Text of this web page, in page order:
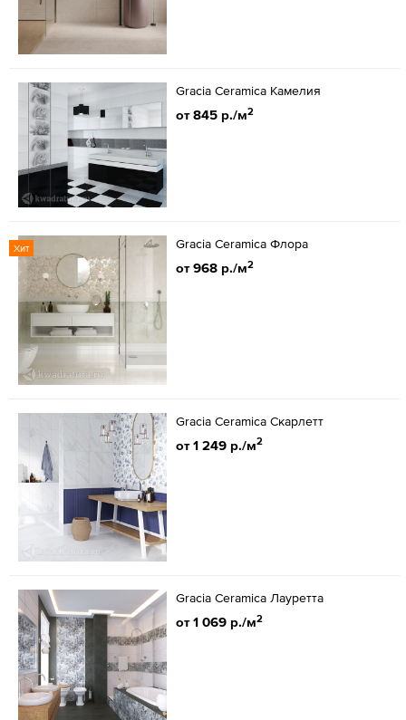
Gracia Ceramica Камелия
от 845 р./м2
Хит Gracia Ceramica Флора
от 968 р./м2
Gracia Ceramica Скарлетт
от 1 249 р./м2
Gracia Ceramica Лауретта
от 1 069 р./м2